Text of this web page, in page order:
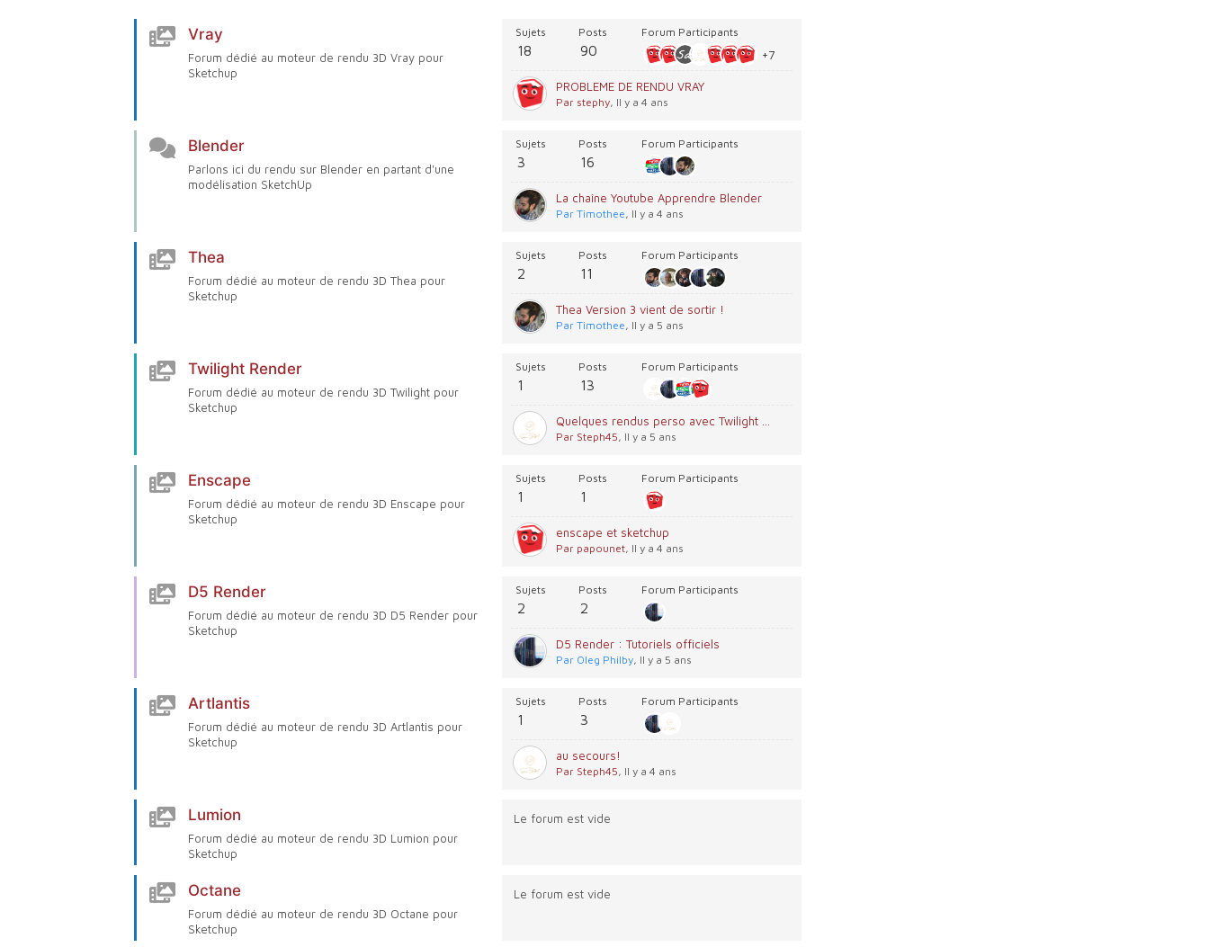
Vray
Forum dédié au moteur de rendu 3D Vray pour
Sketchup
Sujets
18
Posts
90
Forum Participants
+7
PROBLEME DE RENDU VRAY
Par stephy, Il y a 4 ans
Blender
Parlons ici du rendu sur Blender en partant d'une
modélisation SketchUp
Sujets
3
Posts
16
Forum Participants
La chaîne Youtube Apprendre Blender
Par Timothee, Il y a 4 ans
Thea
Forum dédié au moteur de rendu 3D Thea pour
Sketchup
Sujets
2
Posts
11
Forum Participants
Thea Version 3 vient de sortir !
Par Timothee, Il y a 5 ans
Twilight Render
Forum dédié au moteur de rendu 3D Twilight pour
Sketchup
Sujets
1
Posts
13
Forum Participants
Par Steph45, Il y a 5 ans
Enscape
Forum dédié au moteur de rendu 3D Enscape pour
Sketchup
Sujets
1
Posts
1
Forum Participants
enscape et sketchup
Par papounet, Il y a 4 ans
D5 Render
Forum dédié au moteur de rendu 3D D5 Render pour
Sketchup
Sujets
2
Posts
2
Forum Participants
D5 Render : Tutoriels officiels
Par Oleg Philby, Il y a 5 ans
Artlantis
Forum dédié au moteur de rendu 3D Artlantis pour
Sketchup
Sujets
1
Posts
3
Forum Participants
au secours!
Par Steph45, Il y a 4 ans
Lumion
Forum dédié au moteur de rendu 3D Lumion pour
Sketchup
Le forum est vide
Octane
Forum dédié au moteur de rendu 3D Octane pour
Sketchup
Le forum est vide